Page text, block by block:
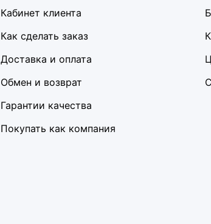
Кабинет клиента
Как сделать заказ
Доставка и оплата
Обмен и возврат
Гарантии качества
Покупать как компания